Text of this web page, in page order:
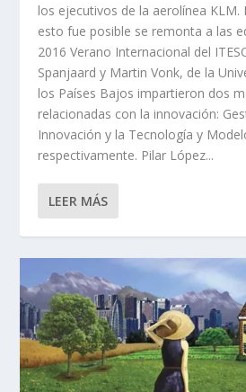
los ejecutivos de la aerolínea
esto fue posible se remonta a las
2016 Verano Internacional del
Spanjaard y Martin Vonk, de la
los Países Bajos impartieron dos
relacionadas con la innovación:
Innovación y la Tecnología y
respectivamente. Pilar López...
LEER MÁS